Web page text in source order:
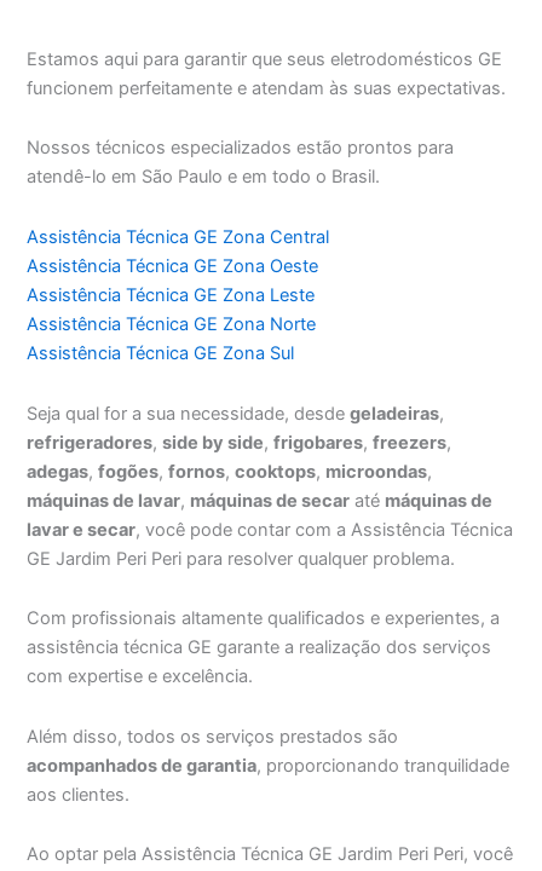
Estamos aqui para garantir que seus eletrodomésticos GE
funcionem perfeitamente e atendam às suas expectativas.
Nossos técnicos especializados estão prontos para
atendê-lo em São Paulo e em todo o Brasil.
Assistência Técnica GE Zona Central
Assistência Técnica GE Zona Oeste
Assistência Técnica GE Zona Leste
Assistência Técnica GE Zona Norte
Assistência Técnica GE Zona Sul
Seja qual for a sua necessidade, desdegeladeiras,
refrigeradores,side by side,frigobares,freezers,
adegas,fogões,fornos,cooktops, microondas,
máquinas de lavar, máquinas de secar até máquinas de
lavar e secar, você pode contar com a Assistência Técnica
GE Jardim Peri Peri para resolver qualquer problema.
Com profissionais altamente qualificados e experientes, a
assistência técnica GE garante a realização dos serviços
com expertise e excelência.
Além disso, todos os serviços prestados são
acompanhados de garantia, proporcionando tranquilidade
aos clientes.
Ao optar pela Assistência Técnica GE Jardim Peri Peri, você